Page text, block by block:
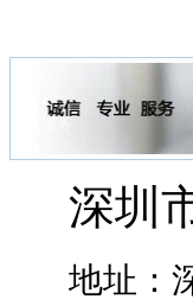
深圳
地址：